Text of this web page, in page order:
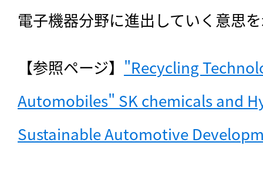
電子機器分野に進出していく意思
【参照ページ】 "Recycling
Automobiles" SK chemicals and
Sustainable Automotive